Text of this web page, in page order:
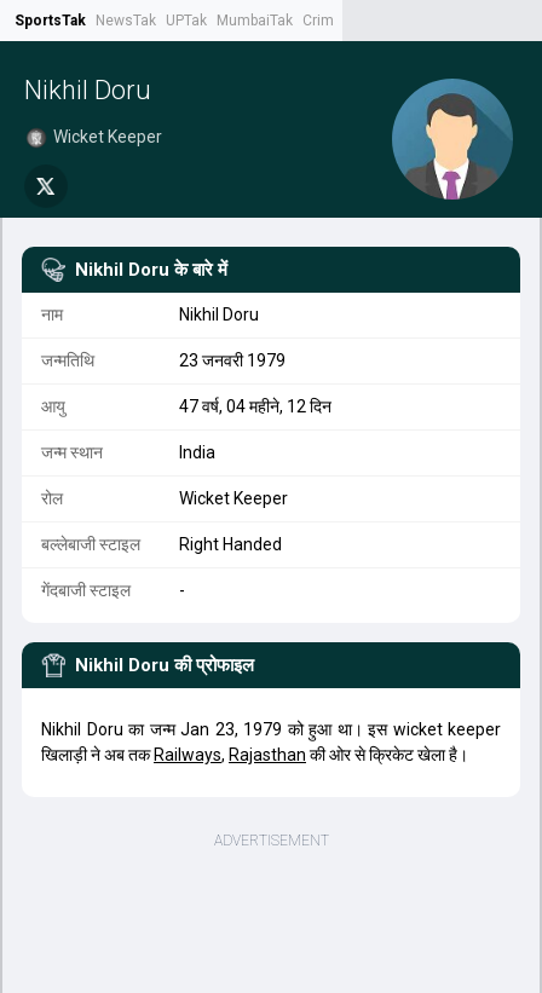
SportsTak NewsTak UPTak MumbaiTak CrimeTak
Nikhil Doru
Wicket Keeper
Nikhil Doru के बारे में
नाम Nikhil Doru
जन्मतिथि 23 जनवरी 1979
आयु 47 वर्ष, 04 महीने, 12 दिन
जन्म स्थान India
रोल Wicket Keeper
बल्लेबाजी स्टाइल Right Handed
गेंदबाजी स्टाइल -
Nikhil Doru की प्रोफाइल
Nikhil Doru का जन्म Jan 23, 1979 को हुआ था। इस wicket keeper
खिलाड़ी ने अब तक Railways, Rajasthan की ओर से क्रिकेट खेला है।